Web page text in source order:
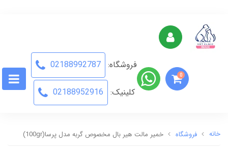
0
فروشگاه: 02188992787
کلینیک: 02188952916
خانه فروشگاه خمیر مالت هیر بال مخصوص گربه مدل پرسا(100gr)